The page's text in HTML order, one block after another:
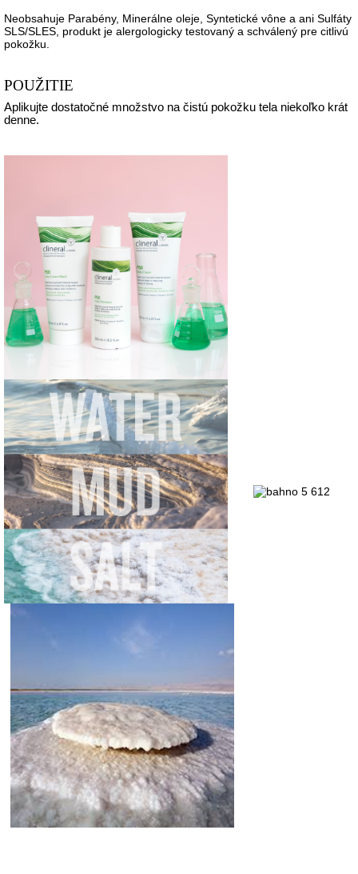
Neobsahuje Parabény, Minerálne oleje, Syntetické vône a ani Sulfáty
SLS/SLES, produkt je alergologicky testovaný a schválený pre citlivú
pokožku.
POUŽITIE
Aplikujte dostatočné množstvo na čistú pokožku tela niekoľko krát
denne.